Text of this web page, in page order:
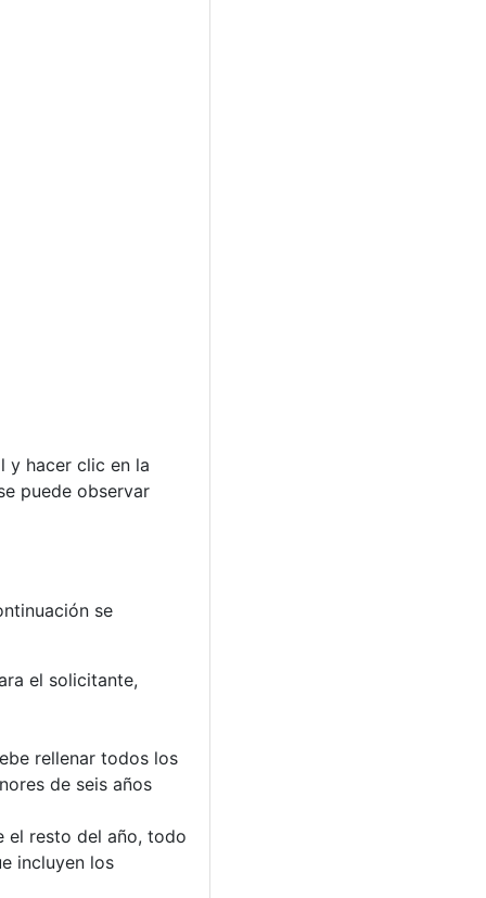
y hacer clic en la
puede observar
se
el solicitante,
rellenar todos los
de seis años
el resto del año, todo
incluyen los